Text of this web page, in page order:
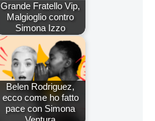
Grande Fratello Vip,
Malgioglio contro
Simona Izzo
Belen Rodriguez,
ecco come ho fatto
pace con Simona